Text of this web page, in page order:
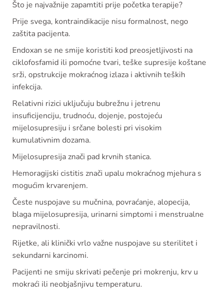
Što je najvažnije zapamtiti prije početka terapije?
Prije svega, kontraindikacije nisu formalnost, nego
zaštita pacijenta.
Endoxan se ne smije koristiti kod preosjetljivosti na
ciklofosfamid ili pomoćne tvari, teške supresije koštane
srži, opstrukcije mokraćnog izlaza i aktivnih teških
infekcija.
Relativni rizici uključuju bubrežnu i jetrenu
insuficijenciju, trudnoću, dojenje, postojeću
mijelosupresiju i srčane bolesti pri visokim
kumulativnim dozama.
Mijelosupresija znači pad krvnih stanica.
Hemoragijski cistitis znači upalu mokraćnog mjehura s
mogućim krvarenjem.
Česte nuspojave su mučnina, povraćanje, alopecija,
blaga mijelosupresija, urinarni simptomi i menstrualne
nepravilnosti.
Rijetke, ali klinički vrlo važne nuspojave su sterilitet i
sekundarni karcinomi.
Pacijenti ne smiju skrivati pečenje pri mokrenju, krv u
mokraći ili neobjašnjivu temperaturu.